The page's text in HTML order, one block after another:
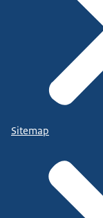
Sitemap